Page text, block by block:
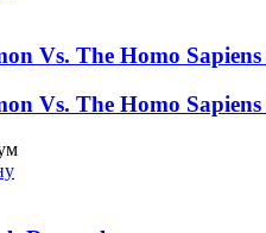
Vs. The Homo Sapiens
Vs. The Homo Sapiens